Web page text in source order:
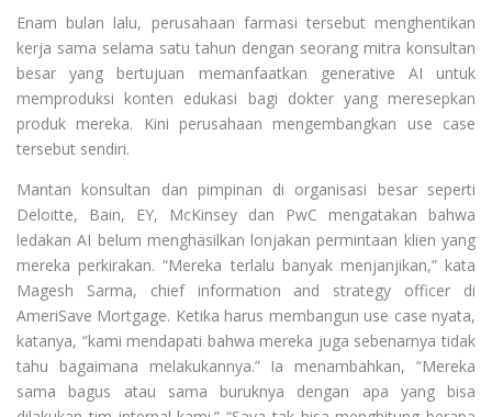
Enam bulan lalu, perusahaan farmasi tersebut menghentikan
kerja sama selama satu tahun dengan seorang mitra konsultan
besar yang bertujuan memanfaatkan generative AI untuk
memproduksi konten edukasi bagi dokter yang meresepkan
produk mereka. Kini perusahaan mengembangkan use case
tersebut sendiri.
Mantan konsultan dan pimpinan di organisasi besar seperti
Deloitte, Bain, EY, McKinsey dan PwC mengatakan bahwa
ledakan AI belum menghasilkan lonjakan permintaan klien yang
mereka perkirakan. “Mereka terlalu banyak menjanjikan,” kata
Magesh Sarma, chief information and strategy officer di
AmeriSave Mortgage. Ketika harus membangun use case nyata,
katanya, “kami mendapati bahwa mereka juga sebenarnya tidak
tahu bagaimana melakukannya.” Ia menambahkan, “Mereka
sama bagus atau sama buruknya dengan apa yang bisa